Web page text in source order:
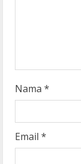
Nama *
Email *